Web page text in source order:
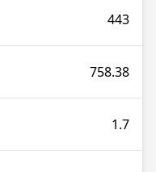
443
758.38
1.7